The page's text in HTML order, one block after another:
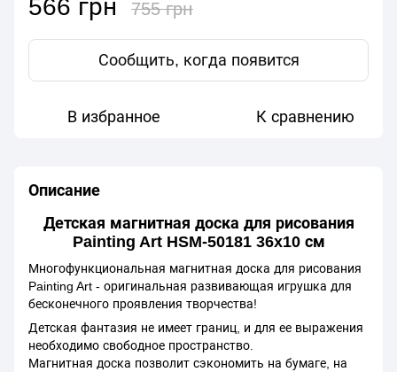
566 грн 755 грн
Сообщить, когда появится
В избранное К сравнению
Описание
Детская магнитная доска для рисования
Painting Art HSM-50181 36x10 см
Многофункциональная магнитная доска для рисования
Painting Art - оригинальная развивающая игрушка для
бесконечного проявления творчества!
Детская фантазия не имеет границ, и для ее выражения
необходимо свободное пространство.
Магнитная доска позволит сэкономить на бумаге, на